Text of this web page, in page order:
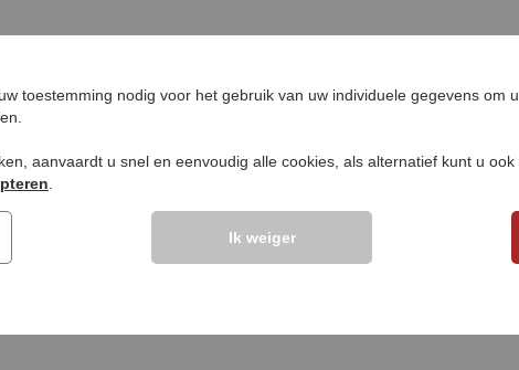
toestemming nodig voor het gebruik van uw individuele gegevens om
aanvaardt u snel en eenvoudig alle cookies, als alternatief kunt u ook
Ik weiger